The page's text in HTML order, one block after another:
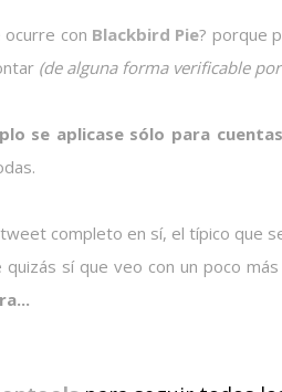
con Blackbird Pie? porque
(de alguna forma verificable
se aplicase sólo para
completo en sí, el típico que
quizás sí que veo con un poco